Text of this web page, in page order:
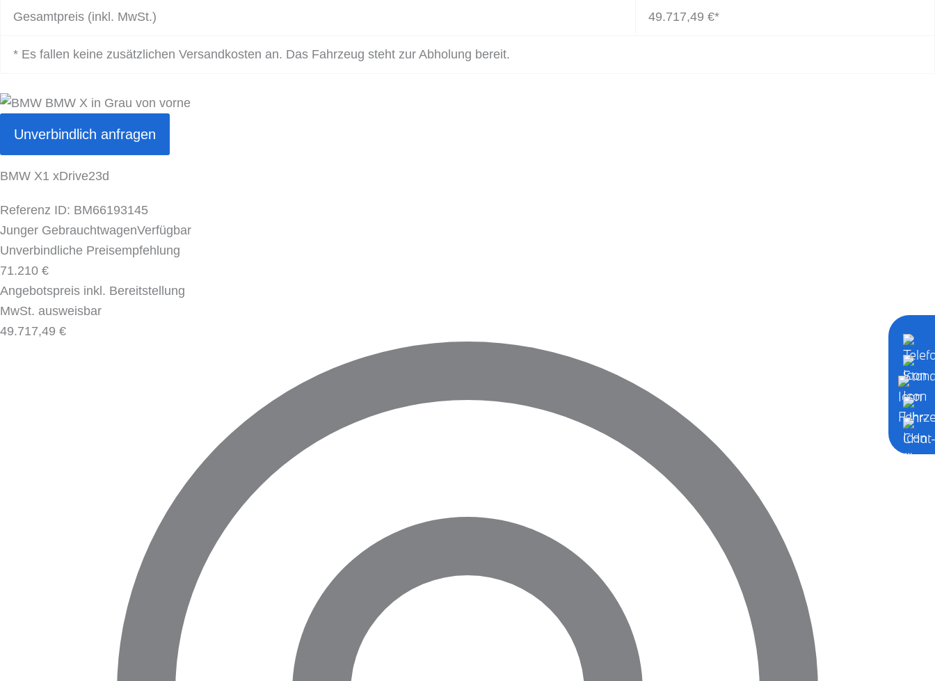
Gesamtpreis (inkl. MwSt.) 49.717,49 €*
* Es fallen keine zusätzlichen Versandkosten an. Das Fahrzeug steht zur Abholung bereit.
Unverbindlich anfragen
BMW X1 xDrive23d
Referenz ID: BM66193145
Junger GebrauchtwagenVerfügbar
Unverbindliche Preisempfehlung
71.210 €
Angebotspreis inkl. Bereitstellung
MwSt. ausweisbar
49.717,49 €